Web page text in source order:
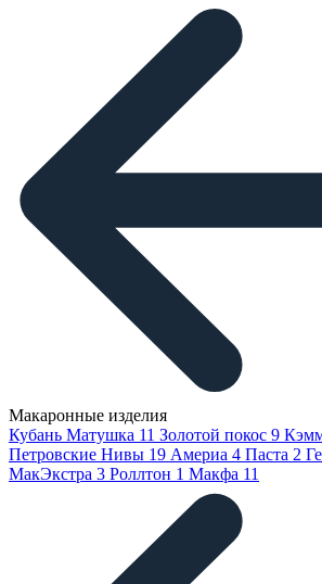
Макаронные изделия
Кубань Матушка 11 Золотой покос 9
Петровские Нивы 19 Америа 4 Паста 2
МакЭкстра 3 Роллтон 1 Макфа 11